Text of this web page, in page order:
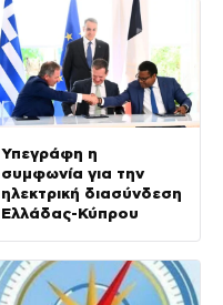
Υπεγράφη η
συμφωνία για την
ηλεκτρική διασύνδεση
Ελλάδας-Κύπρου